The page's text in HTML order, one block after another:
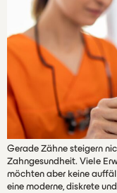
Gerade Zähne steigern
Zahngesundheit. Viele
möchten aber keine
eine moderne, diskrete